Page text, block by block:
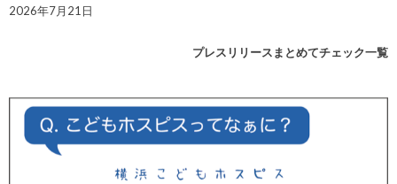
2026年7月21日
プレスリリースまとめてチェック一覧